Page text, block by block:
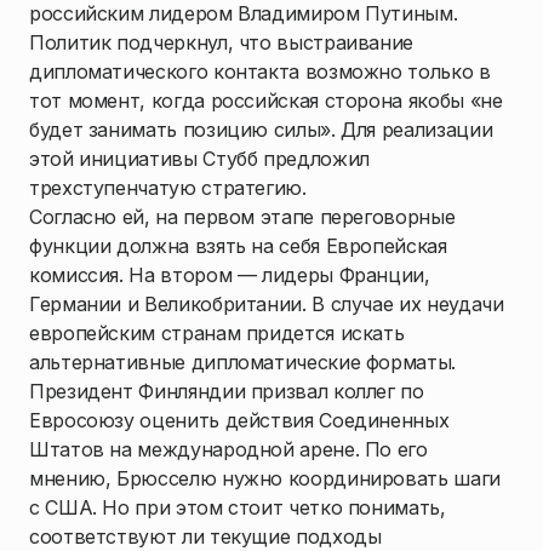
российским лидером Владимиром Путиным.
Политик подчеркнул, что выстраивание
дипломатического контакта возможно только в
тот момент, когда российская сторона якобы «не
будет занимать позицию силы». Для реализации
этой инициативы Стубб предложил
трехступенчатую стратегию.
Согласно ей, на первом этапе переговорные
функции должна взять на себя Европейская
комиссия. На втором — лидеры Франции,
Германии и Великобритании. В случае их неудачи
европейским странам придется искать
альтернативные дипломатические форматы.
Президент Финляндии призвал коллег по
Евросоюзу оценить действия Соединенных
Штатов на международной арене. По его
мнению, Брюсселю нужно координировать шаги
с США. Но при этом стоит четко понимать,
соответствуют ли текущие подходы